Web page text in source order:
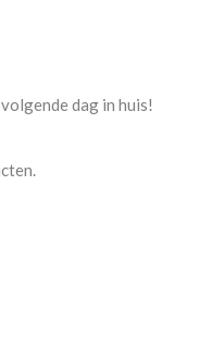
dag in huis!